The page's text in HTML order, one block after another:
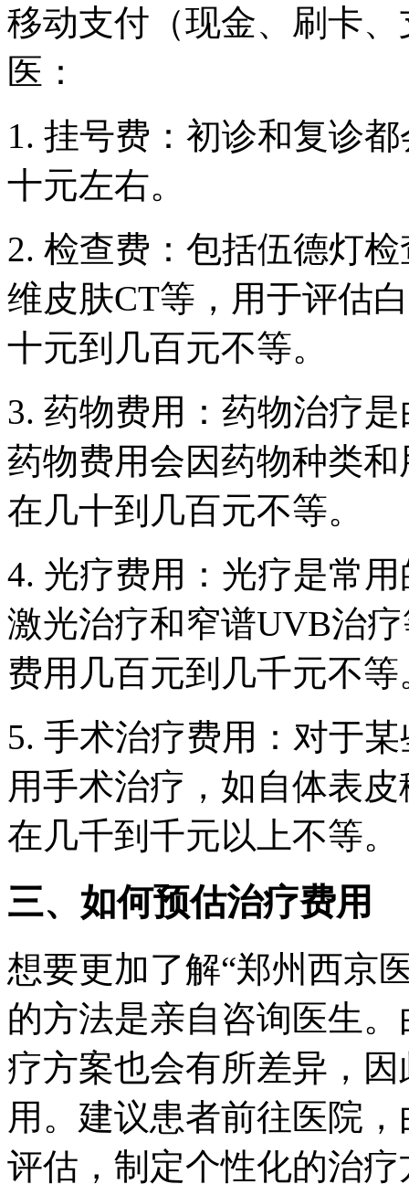
移动支付（现金、刷卡
医：
1. 挂号费：初诊和复诊
十元左右。
2. 检查费：包括伍德灯
维皮肤CT等，用于评估
十元到几百元不等。
3. 药物费用：药物治疗
药物费用会因药物种类
在几十到几百元不等。
4. 光疗费用：光疗是常
激光治疗和窄谱UVB治
费用几百元到几千元不等
5. 手术治疗费用：对于
用手术治疗，如自体表
在几千到千元以上不等。
三、如何预估治疗费用
想要更加了解“郑州西京
的方法是亲自咨询医生
疗方案也会有所差异，
用。建议患者前往医院
评估，制定个性化的治